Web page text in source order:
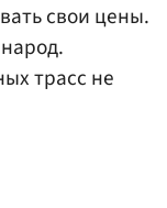
свои цены.
трасс не